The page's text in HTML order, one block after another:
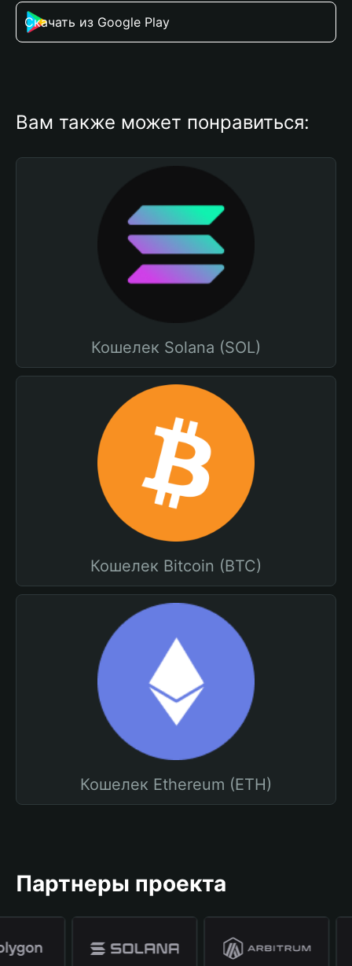
Скачать из Google Play
Вам также может понравиться:
Кошелек Solana (SOL)
Кошелек Bitcoin (BTC)
Кошелек Ethereum (ETH)
Партнеры проекта